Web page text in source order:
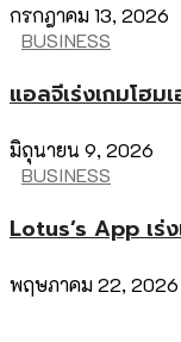
กรกฎาคม 13, 2026
BUSINESS
แอลจีเร่งเกมโฮม
มิถุนายน 9, 2026
BUSINESS
Lotus’s App เร่
พฤษภาคม 22, 2026